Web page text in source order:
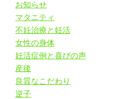
お知らせ
マタニティ
不妊治療と妊活
女性の身体
妊活症例と喜びの声
産後
良質なこだわり
逆子